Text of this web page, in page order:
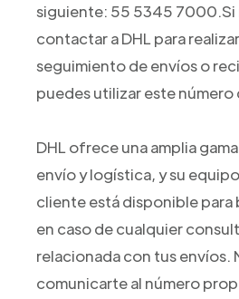
siguiente: 55 5345 7000.Si
contactar a DHL para
seguimiento de envíos o
puedes utilizar este
DHL ofrece una amplia
envío y logística, y su
cliente está disponible para
en caso de cualquier
relacionada con tus envíos.
comunicarte al número